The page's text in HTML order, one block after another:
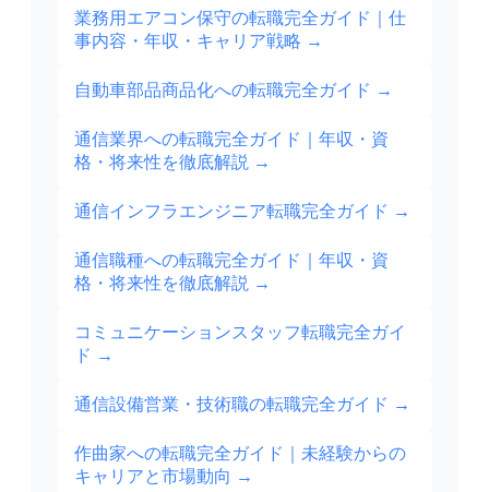
業務用エアコン保守の転職完全ガイド｜仕
事内容・年収・キャリア戦略 →
自動車部品商品化への転職完全ガイド →
通信業界への転職完全ガイド｜年収・資
格・将来性を徹底解説 →
通信インフラエンジニア転職完全ガイド →
通信職種への転職完全ガイド｜年収・資
格・将来性を徹底解説 →
コミュニケーションスタッフ転職完全ガイ
ド →
通信設備営業・技術職の転職完全ガイド →
作曲家への転職完全ガイド｜未経験からの
キャリアと市場動向 →